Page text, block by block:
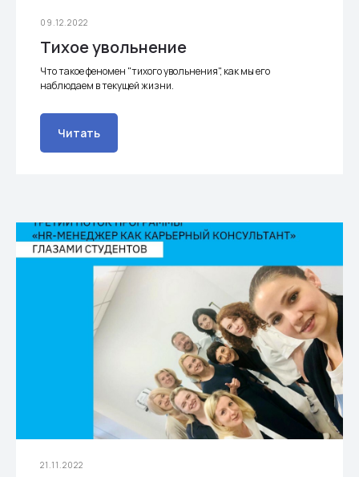
09.12.2022
Тихое увольнение
Что такое феномен "тихого увольнения", как мы его
наблюдаем в текущей жизни.
Читать
21.11.2022